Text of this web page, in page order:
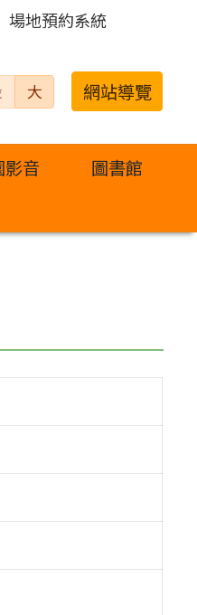
場地預約系統
大 網站導覽
音
圖書館